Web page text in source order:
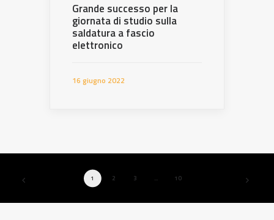
Grande successo per la
giornata di studio sulla
saldatura a fascio
elettronico
16 giugno 2022
1 2 3 … 10